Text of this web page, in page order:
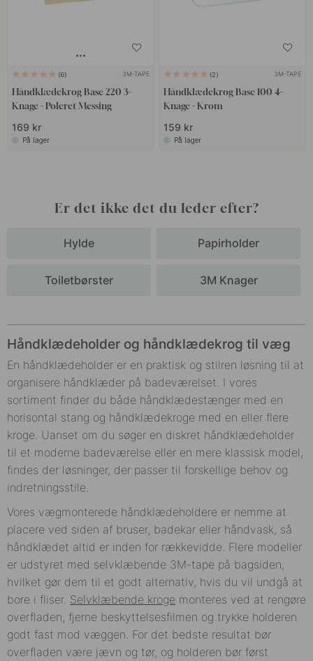
6 3M-TAPE
Håndklædekrog Base 220 3-
Knage - Poleret Messing
169 kr
På lager
2 3M-TAPE
Håndklædekrog Base 100 4-
Knage - Krom
159 kr
På lager
Er det ikke det du leder efter?
Hylde Papirholder
Toiletbørster 3M Knager
Håndklædeholder og håndklædekrog til væg
En håndklædeholder er en praktisk og stilren løsning til at
organisere håndklæder på badeværelset. I vores
sortiment finder du både håndklædestænger med en
horisontal stang og håndklædekroge med en eller flere
kroge. Uanset om du søger en diskret håndklædeholder
til et moderne badeværelse eller en mere klassisk model,
findes der løsninger, der passer til forskellige behov og
indretningsstile.
Vores vægmonterede håndklædeholdere er nemme at
placere ved siden af bruser, badekar eller håndvask, så
håndklædet altid er inden for rækkevidde. Flere modeller
er udstyret med selvklæbende 3M-tape på bagsiden,
hvilket gør dem til et godt alternativ, hvis du vil undgå at
bore i fliser. Selvklæbende kroge monteres ved at rengøre
overfladen, fjerne beskyttelsesfilmen og trykke holderen
godt fast mod væggen. For det bedste resultat bør
overfladen være jævn og tør, og holderen bør først